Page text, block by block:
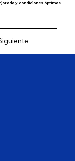
y condiciones óptimas